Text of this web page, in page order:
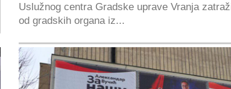
Uslužnog centra Gradske uprave Vranja
od gradskih organa iz...